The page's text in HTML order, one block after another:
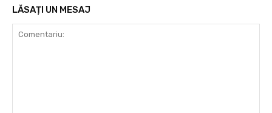
LĂSAȚI UN MESAJ